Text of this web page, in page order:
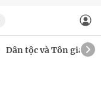
Dân tộc và Tôn giáo